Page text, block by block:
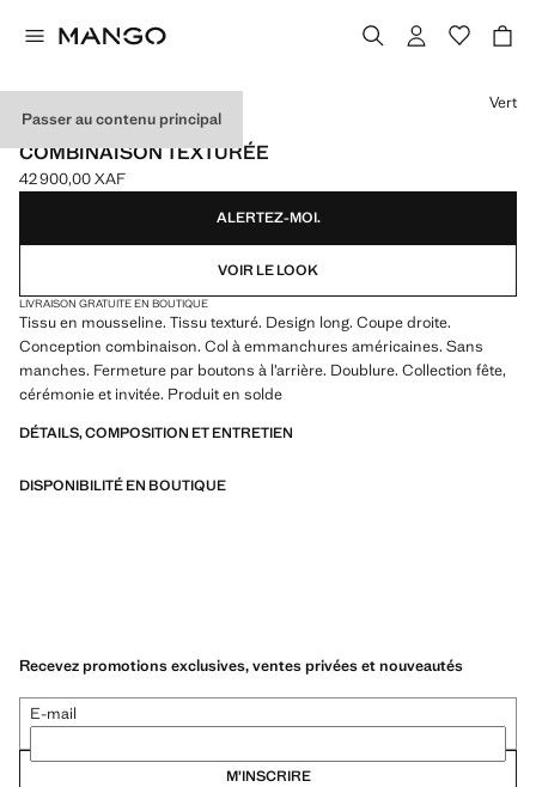
Passer au contenu principal
EVENTS
COMBINAISON TEXTURÉE
Prix actuel [42 900,00 XAF ]
42 900,00 XAF
Choisissez une couleur
Vert
ALERTEZ-MOI.
VOIR LE LOOK
LIVRAISON GRATUITE EN BOUTIQUE
Tissu en mousseline. Tissu texturé. Design long. Coupe droite.
Conception combinaison. Col à emmanchures américaines. Sans
manches. Fermeture par boutons à l’arrière. Doublure. Collection fête,
cérémonie et invitée. Produit en solde
DÉTAILS, COMPOSITION ET ENTRETIEN
DISPONIBILITÉ EN BOUTIQUE
Recevez promotions exclusives, ventes privées et nouveautés
E-mail
M’INSCRIRE